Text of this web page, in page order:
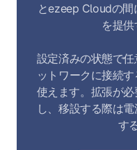
要
とezeep Cloudの
を提供
設定済みの状態で
ットワークに接続
使えます。拡張が
し、移設する際は
す